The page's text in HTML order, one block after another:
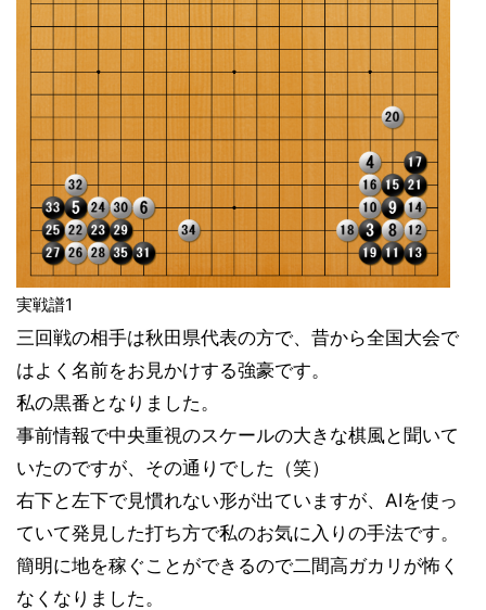
実戦譜1
三回戦の相手は秋田県代表の方で、昔から全国大会で
はよく名前をお見かけする強豪です。
私の黒番となりました。
事前情報で中央重視のスケールの大きな棋風と聞いて
いたのですが、その通りでした（笑）
右下と左下で見慣れない形が出ていますが、AIを使っ
ていて発見した打ち方で私のお気に入りの手法です。
簡明に地を稼ぐことができるので二間高ガカリが怖く
なくなりました。